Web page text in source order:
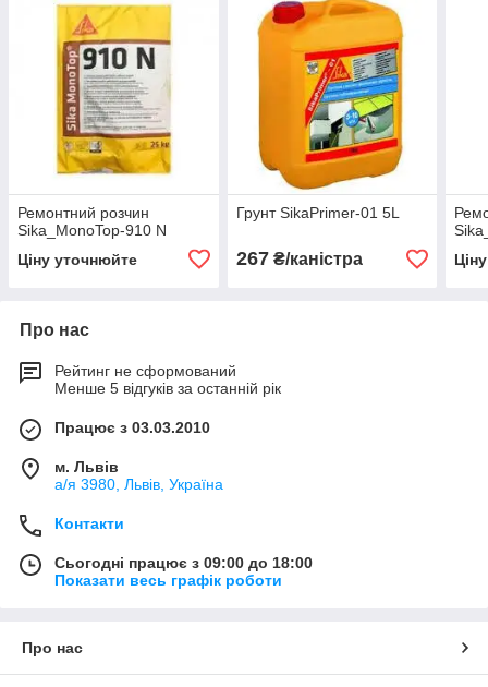
Ремонтний розчин
Sika_MonoTop-910 N
Ціну уточнюйте
Грунт SikaPrimer-01 5L
267₴/каністра
Про нас
Рейтинг не сформований
Менше 5 відгуків за останній рік
Працює з 03.03.2010
м. Львів
а/я 3980, Львів, Україна
Контакти
Сьогодні працює з 09:00 до 18:00
Показати весь графік роботи
Про нас